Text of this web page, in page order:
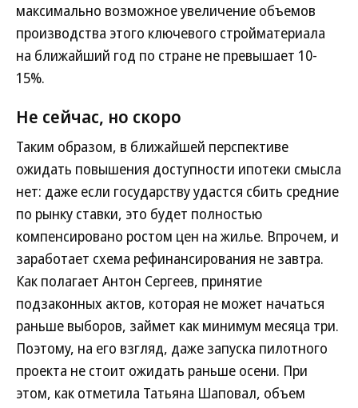
максимально возможное увеличение объемов
производства этого ключевого стройматериала
на ближайший год по стране не превышает 10-
15%.
Не сейчас, но скоро
Таким образом, в ближайшей перспективе
ожидать повышения доступности ипотеки смысла
нет: даже если государству удастся сбить средние
по рынку ставки, это будет полностью
компенсировано ростом цен на жилье. Впрочем, и
заработает схема рефинансирования не завтра.
Как полагает Антон Сергеев, принятие
подзаконных актов, которая не может начаться
раньше выборов, займет как минимум месяца три.
Поэтому, на его взгляд, даже запуска пилотного
проекта не стоит ожидать раньше осени. При
этом, как отметила Татьяна Шаповал, объем